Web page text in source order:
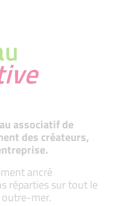
associatif de
des créateurs,
ancré
réparties sur tout le
mer.